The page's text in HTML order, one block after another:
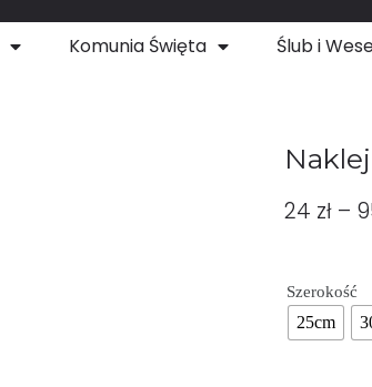
Komunia Święta Ślub i
24 zł –
Szerokość
25cm